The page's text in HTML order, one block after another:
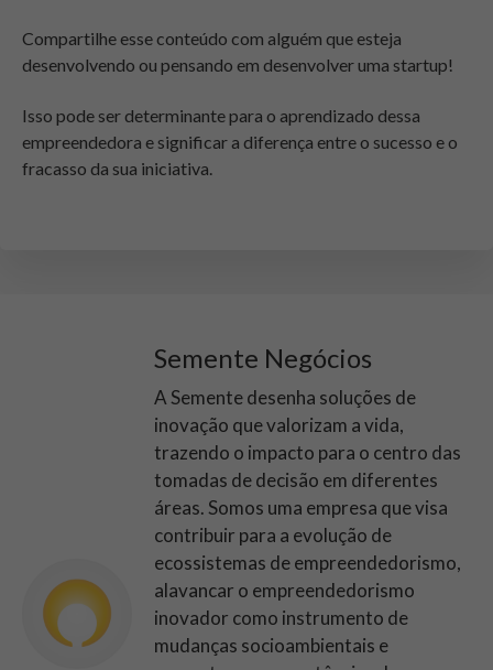
Compartilhe esse conteúdo com alguém que esteja
desenvolvendo ou pensando em desenvolver uma startup!
Isso pode ser determinante para o aprendizado dessa
empreendedora e significar a diferença entre o sucesso e o
fracasso da sua iniciativa.
Semente Negócios
A Semente desenha soluções de
inovação que valorizam a vida,
trazendo o impacto para o centro das
tomadas de decisão em diferentes
áreas. Somos uma empresa que visa
contribuir para a evolução de
ecossistemas de empreendedorismo,
alavancar o empreendedorismo
inovador como instrumento de
mudanças socioambientais e